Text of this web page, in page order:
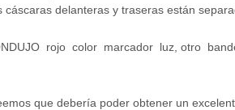
cáscaras delanteras y traseras están
rojo color marcador luz, otro
que debería poder obtener un